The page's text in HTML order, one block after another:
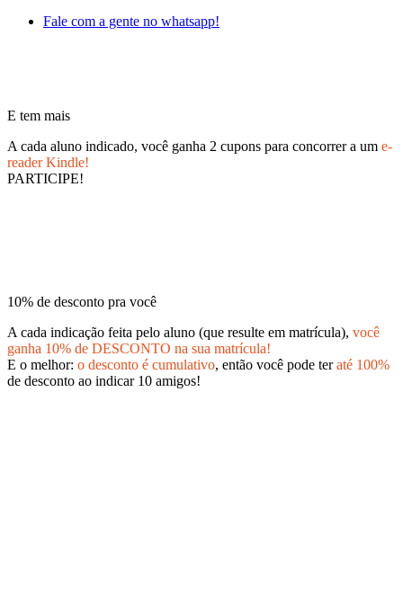
Fale com a gente no whatsapp!
E tem mais
A cada aluno indicado, você ganha 2 cupons para concorrer a um e-
reader Kindle!
PARTICIPE!
10% de desconto pra você
A cada indicação feita pelo aluno (que resulte em matrícula), você
ganha 10% de DESCONTO na sua matrícula!
E o melhor: o desconto é cumulativo, então você pode teraté 100%
de desconto ao indicar 10 amigos!